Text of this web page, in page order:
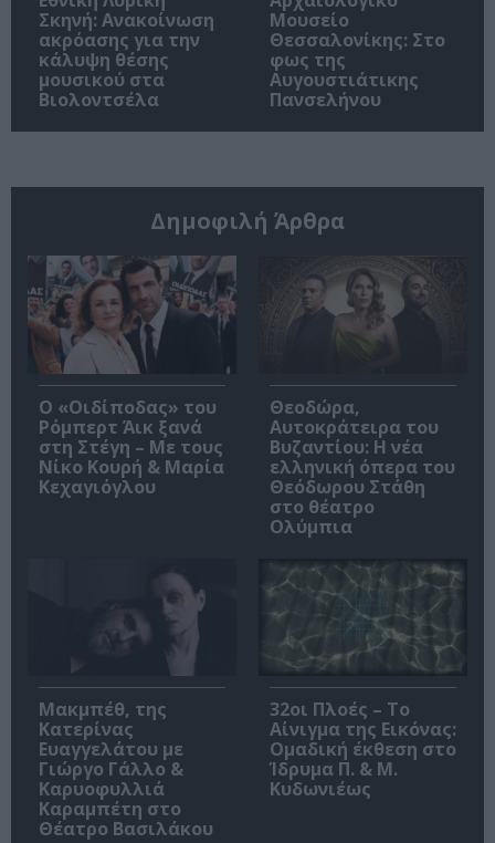
Σκηνή: Ανακοίνωση
ακρόασης για την
κάλυψη θέσης
μουσικού στα
Βιολοντσέλα
Μουσείο
Θεσσαλονίκης: Στο
φως της
Αυγουστιάτικης
Πανσελήνου
Δημοφιλή Άρθρα
O «Οιδίποδας» του
Ρόμπερτ Άικ ξανά
στη Στέγη – Με τους
Νίκο Κουρή & Μαρία
Κεχαγιόγλου
Θεοδώρα,
Αυτοκράτειρα του
Βυζαντίου: Η νέα
ελληνική όπερα του
Θεόδωρου Στάθη
στο θέατρο
Ολύμπια
Μακμπέθ, της
Κατερίνας
Ευαγγελάτου με
Γιώργο Γάλλο &
Καρυοφυλλιά
Καραμπέτη στο
Θέατρο Βασιλάκου
32οι Πλοές – Το
Αίνιγμα της Εικόνας:
Ομαδική έκθεση στο
Ίδρυμα Π. & Μ.
Κυδωνιέως